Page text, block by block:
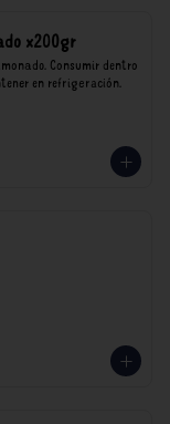
x200gr
Consumir dentro
en refrigeración.